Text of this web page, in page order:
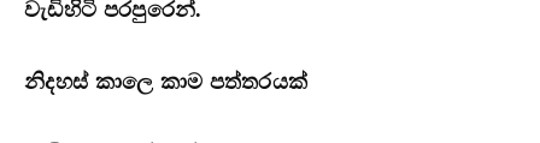
වැඩිහිටි පරපුරෙන්.
නිදහස් කාලෙ කාම පත්ත‍රයක්